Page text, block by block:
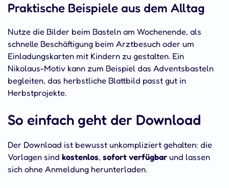
Praktische Beispiele aus dem Alltag
Nutze die Bilder beim Basteln am Wochenende, als
schnelle Beschäftigung beim Arztbesuch oder um
Einladungskarten mit Kindern zu gestalten. Ein
Nikolaus-Motiv kann zum Beispiel das Adventsbasteln
begleiten, das herbstliche Blattbild passt gut in
Herbstprojekte.
So einfach geht der Download
Der Download ist bewusst unkompliziert gehalten: die
Vorlagen sind kostenlos, sofort verfügbar und lassen
sich ohne Anmeldung herunterladen.